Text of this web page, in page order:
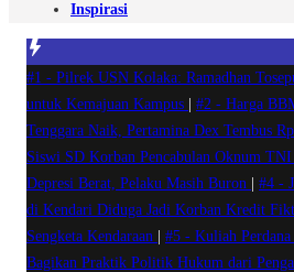
Inspirasi
#1 - Pilrek USN Kolaka: Ramadhan
untuk Kemajuan Kampus
#2 - Harga
Tenggara Naik, Pertamina Dex Tembus
Siswi SD Korban Pencabulan Oknum
Depresi Berat, Pelaku Masih Buron
#4 -
di Kendari Diduga Jadi Korban Kredit
Sengketa Kendaraan
#5 - Kuliah
Bagikan Praktik Politik Hukum dari